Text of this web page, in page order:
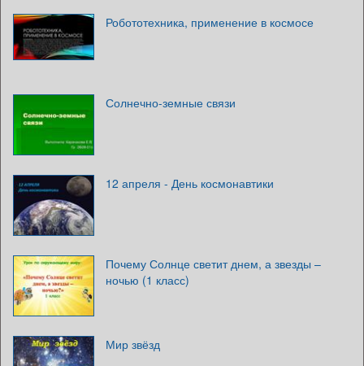
Робототехника, применение в космосе
Солнечно-земные связи
12 апреля - День космонавтики
Почему Солнце светит днем, а звезды –
ночью (1 класс)
Мир звёзд